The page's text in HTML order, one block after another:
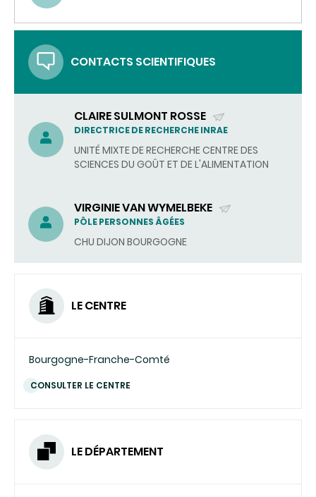
UN
CONTACTS SCIENTIFIQUES
CLAIRE SULMONT ROSSE
(ENVOYER
UN
COURRIEL)
DIRECTRICE DE RECHERCHE INRAE
UNITÉ MIXTE DE RECHERCHE CENTRE DES
SCIENCES DU GOÛT ET DE L'ALIMENTATION
VIRGINIE VAN WYMELBEKE
(ENVOYER
UN
PÔLE PERSONNES ÂGÉES
CHU DIJON BOURGOGNE
LE CENTRE
Bourgogne-Franche-Comté
CONSULTER LE CENTRE
LE DÉPARTEMENT